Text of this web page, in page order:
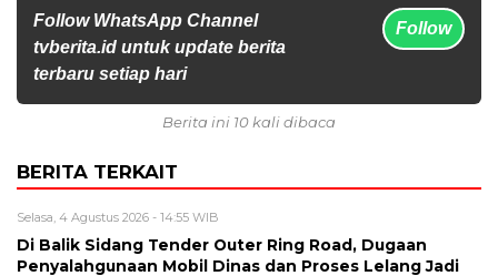
Follow WhatsApp Channel
tvberita.id untuk update berita
terbaru setiap hari
Follow
Berita ini 10 kali dibaca
BERITA TERKAIT
Selasa, 4 Agustus 2026 - 14:55 WIB
Di Balik Sidang Tender Outer Ring Road, Dugaan
Penyalahgunaan Mobil Dinas dan Proses Lelang Jadi